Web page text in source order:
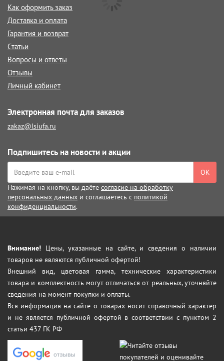
Как оформить заказ
Доставка и оплата
Гарантия и возврат
Статьи
Вопросы и ответы
Отзывы
Личный кабинет
Электронная почта для заказов
zakaz@lsiufa.ru
Подпишитесь на новости и акции
ОК
Нажимая на кнопку, вы даёте согласие на обработку
персональных данных и соглашаетесь с политикой
конфиденциальности.
Внимание! Цены, указанные на сайте, и сведения о наличии
товаров не являются публичной офертой!
Внешний вид, цветовая гамма, технические характеристики
товара и комплектность могут отличаться от реальных, уточняйте
сведения на момент покупки и оплаты.
Вся информация на сайте о товарах носит справочный характер
и не является публичной офертой в соответствии с пунктом 2
статьи 437 ГК РФ